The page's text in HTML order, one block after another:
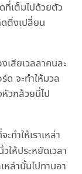
ที่เต็มไปด้วยตัว
ดติ่งเปลี่ยน
สียเวลลาคนละ
ด จะทำให้มวล
หัวกล้วยนี่ไป
ทำให้เราเหล่า
ให้ประหยัดเวลา
หล่านั้นไปทานอา